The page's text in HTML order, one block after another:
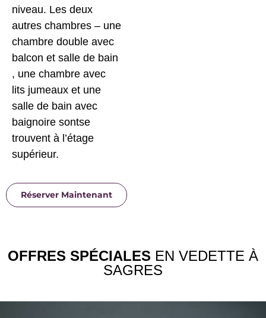
niveau. Les deux
autres chambres – une
chambre double avec
balcon et salle de bain
, une chambre avec
lits jumeaux et une
salle de bain avec
baignoire sontse
trouvent à l’étage
supérieur.
Réserver Maintenant
OFFRES SPÉCIALES EN VEDETTE À
SAGRES